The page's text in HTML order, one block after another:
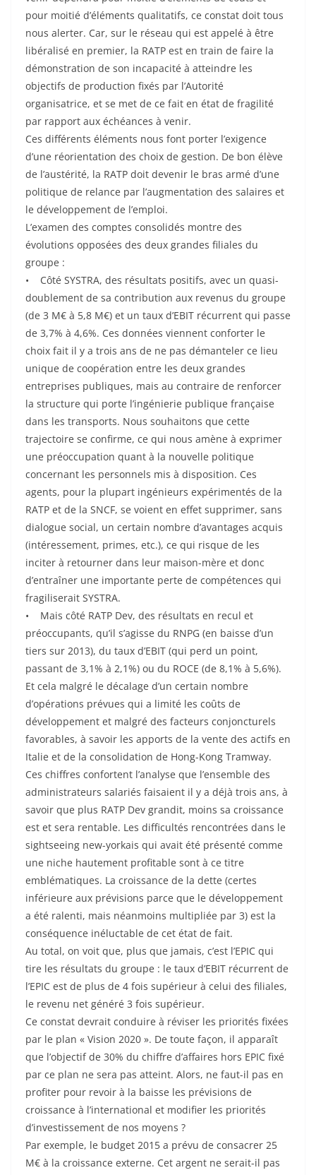
pour moitié d’éléments qualitatifs, ce constat doit tous
nous alerter. Car, sur le réseau qui est appelé à être
libéralisé en premier, la RATP est en train de faire la
démonstration de son incapacité à atteindre les
objectifs de production fixés par l’Autorité
organisatrice, et se met de ce fait en état de fragilité
par rapport aux échéances à venir.
Ces différents éléments nous font porter l’exigence
d’une réorientation des choix de gestion. De bon élève
de l’austérité, la RATP doit devenir le bras armé d’une
politique de relance par l’augmentation des salaires et
le développement de l’emploi.
L’examen des comptes consolidés montre des
évolutions opposées des deux grandes filiales du
groupe :
• Côté SYSTRA, des résultats positifs, avec un quasi-
doublement de sa contribution aux revenus du groupe
(de 3 M€ à 5,8 M€) et un taux d’EBIT récurrent qui passe
de 3,7% à 4,6%. Ces données viennent conforter le
choix fait il y a trois ans de ne pas démanteler ce lieu
unique de coopération entre les deux grandes
entreprises publiques, mais au contraire de renforcer
la structure qui porte l’ingénierie publique française
dans les transports. Nous souhaitons que cette
trajectoire se confirme, ce qui nous amène à exprimer
une préoccupation quant à la nouvelle politique
concernant les personnels mis à disposition. Ces
agents, pour la plupart ingénieurs expérimentés de la
RATP et de la SNCF, se voient en effet supprimer, sans
dialogue social, un certain nombre d’avantages acquis
(intéressement, primes, etc.), ce qui risque de les
inciter à retourner dans leur maison-mère et donc
d’entraîner une importante perte de compétences qui
fragiliserait SYSTRA.
• Mais côté RATP Dev, des résultats en recul et
préoccupants, qu’il s’agisse du RNPG (en baisse d’un
tiers sur 2013), du taux d’EBIT (qui perd un point,
passant de 3,1% à 2,1%) ou du ROCE (de 8,1% à 5,6%).
Et cela malgré le décalage d’un certain nombre
d’opérations prévues qui a limité les coûts de
développement et malgré des facteurs conjoncturels
favorables, à savoir les apports de la vente des actifs en
Italie et de la consolidation de Hong-Kong Tramway.
Ces chiffres confortent l’analyse que l’ensemble des
administrateurs salariés faisaient il y a déjà trois ans, à
savoir que plus RATP Dev grandit, moins sa croissance
est et sera rentable. Les difficultés rencontrées dans le
sightseeing new-yorkais qui avait été présenté comme
une niche hautement profitable sont à ce titre
emblématiques. La croissance de la dette (certes
inférieure aux prévisions parce que le développement
a été ralenti, mais néanmoins multipliée par 3) est la
conséquence inéluctable de cet état de fait.
Au total, on voit que, plus que jamais, c’est l’EPIC qui
tire les résultats du groupe : le taux d’EBIT récurrent de
l’EPIC est de plus de 4 fois supérieur à celui des filiales,
le revenu net généré 3 fois supérieur.
Ce constat devrait conduire à réviser les priorités fixées
par le plan « Vision 2020 ». De toute façon, il apparaît
que l’objectif de 30% du chiffre d’affaires hors EPIC fixé
par ce plan ne sera pas atteint. Alors, ne faut-il pas en
profiter pour revoir à la baisse les prévisions de
croissance à l’international et modifier les priorités
d’investissement de nos moyens ?
Par exemple, le budget 2015 a prévu de consacrer 25
M€ à la croissance externe. Cet argent ne serait-il pas